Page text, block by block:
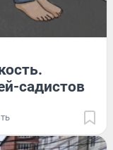
садистов